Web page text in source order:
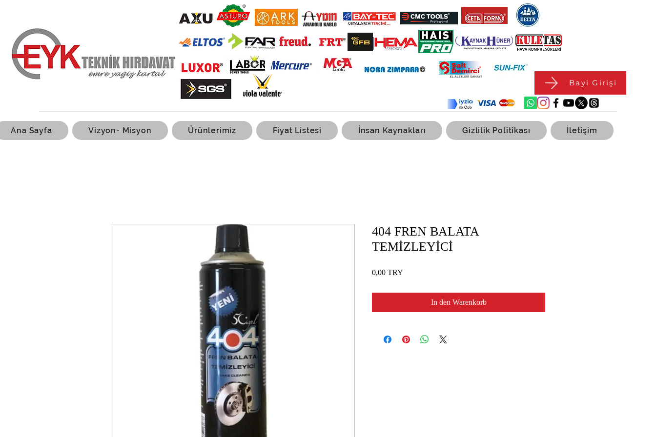
Bayi Girişi
Ana Sayfa Vizyon- Misyon Ürünlerimiz Fiyat Listesi İnsan Kaynakları Gizlilik Politikası İletişim
404 FREN BALATA
TEMİZLEYİCİ
0,00 TRY
In den Warenkorb